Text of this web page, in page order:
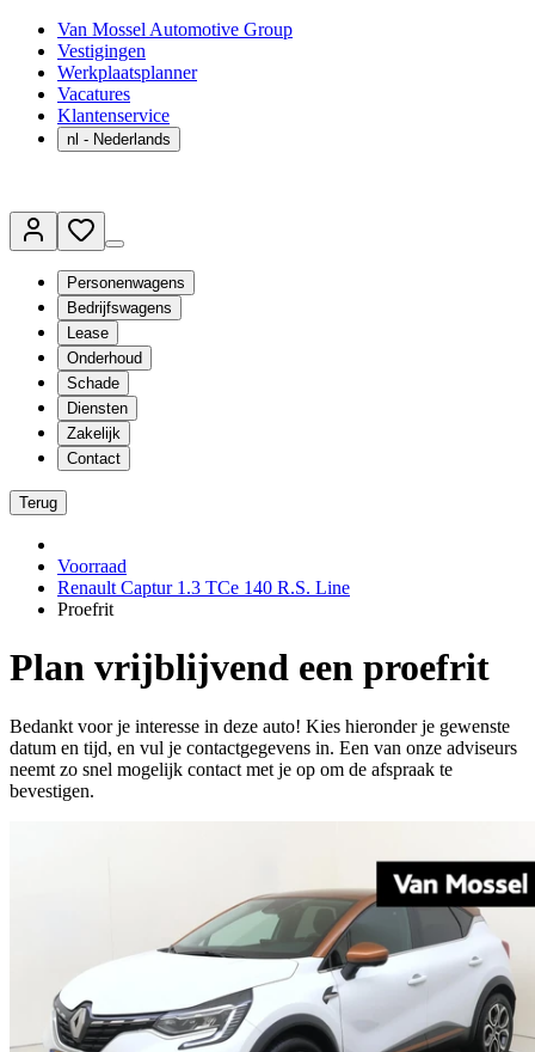
Van Mossel Automotive Group
Vestigingen
Werkplaatsplanner
Vacatures
Klantenservice
nl - Nederlands
Personenwagens
Bedrijfswagens
Lease
Onderhoud
Schade
Diensten
Zakelijk
Contact
Terug
Voorraad
Renault Captur 1.3 TCe 140 R.S. Line
Proefrit
Plan vrijblijvend een proefrit
Bedankt voor je interesse in deze auto! Kies hieronder je gewenste
datum en tijd, en vul je contactgegevens in. Een van onze adviseurs
neemt zo snel mogelijk contact met je op om de afspraak te
bevestigen.